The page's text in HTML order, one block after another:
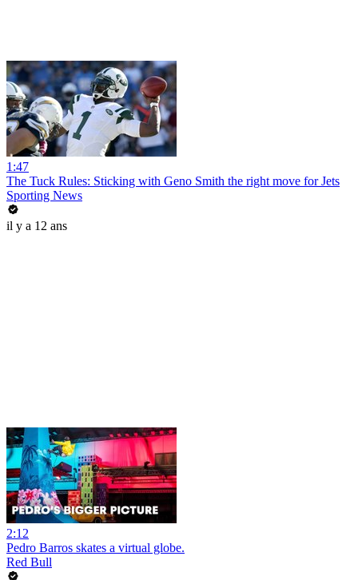
1:47
The Tuck Rules: Sticking with Geno Smith the right move for Jets
Sporting News
il y a 12 ans
2:12
Pedro Barros skates a virtual globe.
Red Bull